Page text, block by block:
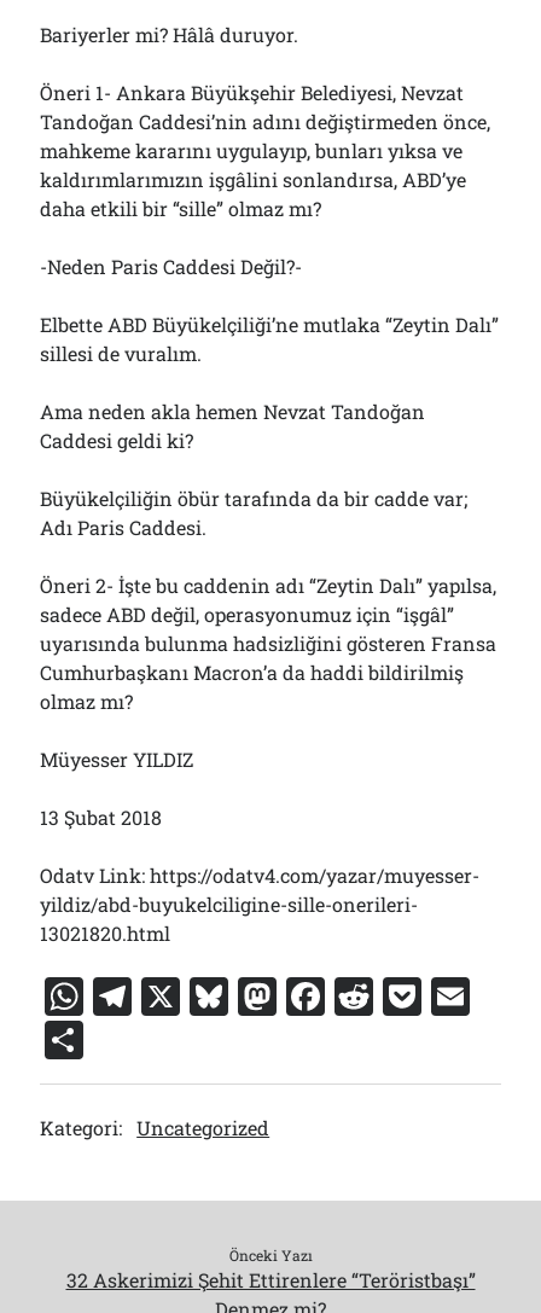
Bariyerler mi? Hâlâ duruyor.
Öneri 1- Ankara Büyükşehir Belediyesi, Nevzat
Tandoğan Caddesi’nin adını değiştirmeden önce,
mahkeme kararını uygulayıp, bunları yıksa ve
kaldırımlarımızın işgâlini sonlandırsa, ABD’ye
daha etkili bir “sille” olmaz mı?
-Neden Paris Caddesi Değil?-
Elbette ABD Büyükelçiliği’ne mutlaka “Zeytin Dalı”
sillesi de vuralım.
Ama neden akla hemen Nevzat Tandoğan
Caddesi geldi ki?
Büyükelçiliğin öbür tarafında da bir cadde var;
Adı Paris Caddesi.
Öneri 2- İşte bu caddenin adı “Zeytin Dalı” yapılsa,
sadece ABD değil, operasyonumuz için “işgâl”
uyarısında bulunma hadsizliğini gösteren Fransa
Cumhurbaşkanı Macron’a da haddi bildirilmiş
olmaz mı?
Müyesser YILDIZ
13 Şubat 2018
Odatv Link: https://odatv4.com/yazar/muyesser-
yildiz/abd-buyukelciligine-sille-onerileri-
13021820.html
W
at
s
A
p
T
e
gr
a
m
X Bl
e
s
k
y
M
st
o
F
c
o
k
R
d
P
c ai
h
ar
e
Kategori: Uncategorized
Önceki Yazı
32 Askerimizi Şehit Ettirenlere “Teröristbaşı”